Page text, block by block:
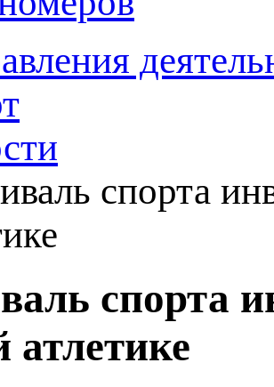
спорта
спорта
атлетике